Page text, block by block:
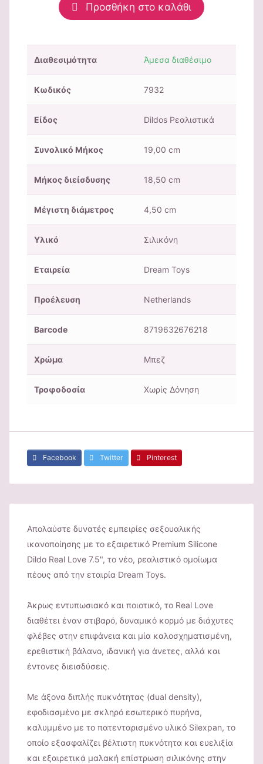
Προσθήκη στο καλάθι
Διαθεσιμότητα Άμεσα διαθέσιμο
Κωδικός 7932
Είδος Dildos Ρεαλιστικά
Συνολικό Μήκος 19,00 cm
Μήκος διείσδυσης 18,50 cm
Μέγιστη διάμετρος 4,50 cm
Υλικό Σιλικόνη
Εταιρεία Dream Toys
Προέλευση Netherlands
Barcode 8719632676218
Χρώμα Μπεζ
Τροφοδοσία Χωρίς Δόνηση
Facebook Twitter Pinterest
Απολαύστε δυνατές εμπειρίες σεξουαλικής
ικανοποίησης με το εξαιρετικό Premium Silicone
Dildo Real Love 7.5", το νέο, ρεαλιστικό ομοίωμα
πέους από την εταιρία Dream Toys.
Άκρως εντυπωσιακό και ποιοτικό, το Real Love
διαθέτει έναν στιβαρό, δυναμικό κορμό με διάχυτες
φλέβες στην επιφάνεια και μία καλοσχηματισμένη,
ερεθιστική βάλανο, ιδανική για άνετες, αλλά και
έντονες διεισδύσεις.
Με άξονα διπλής πυκνότητας (dual density),
εφοδιασμένο με σκληρό εσωτερικό πυρήνα,
καλυμμένο με το πατενταρισμένο υλικό Silexpan, το
οποίο εξασφαλίζει βέλτιστη πυκνότητα και ευελιξία
και εξαιρετικά μαλακή επίστρωση σιλικόνης στην